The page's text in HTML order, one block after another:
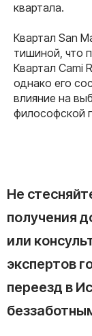
квартала.
Квартал San
тишиной, что
Квартал Cami
однако его
влияние на
философской
Не
получения
или
экспертов
переезд в